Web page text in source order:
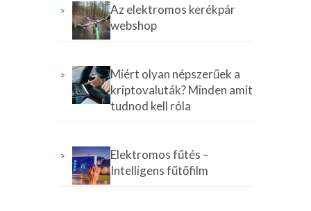
Az elektromos kerékpár
webshop
Miért olyan népszerűek a
kriptovaluták? Minden amit
tudnod kell róla
Elektromos fűtés –
Intelligens fűtőfilm